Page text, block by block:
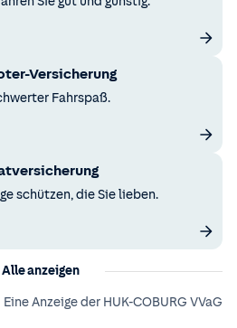
Versicherung
Fahrspaß.
schützen, die Sie lieben.
Alle anzeigen
Eine Anzeige der HUK-COBURG VVaG